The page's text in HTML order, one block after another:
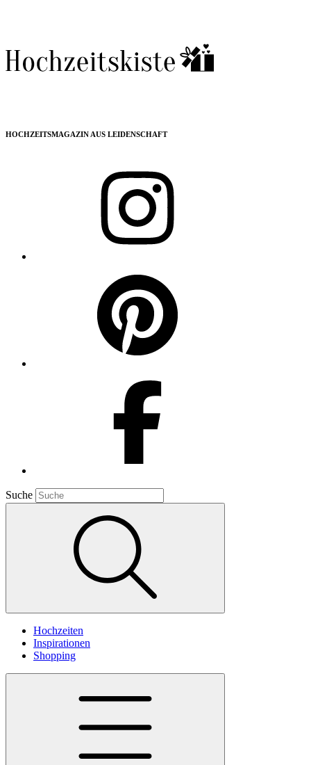
HOCHZEITSMAGAZIN AUS LEIDENSCHAFT
Suche
Hochzeiten
Inspirationen
Shopping